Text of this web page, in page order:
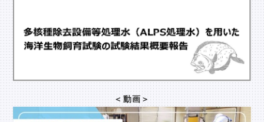
＜動画＞